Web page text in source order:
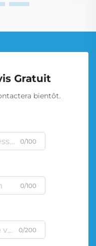
Gratuit
bientôt.
0/100
0/100
0/200